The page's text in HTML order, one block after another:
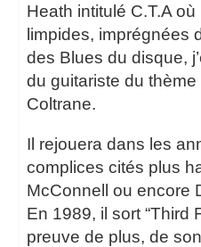
Heath intitulé C.T.A
limpides, imprégnées
des Blues du disque,
du guitariste du thème
Coltrane.
Il rejouera dans les
complices cités plus
McConnell ou encore
En 1989, il sort “Third
preuve de plus, de